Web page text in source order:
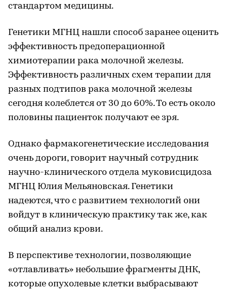
стандартом медицины.
Генетики МГНЦ нашли способ заранее оценить
эффективность предоперационной
химиотерапии рака молочной железы.
Эффективность различных схем терапии для
разных подтипов рака молочной железы
сегодня колеблется от 30 до 60%. То есть около
половины пациенток получают ее зря.
Однако фармакогенетические исследования
очень дороги, говорит научный сотрудник
научно-клинического отдела муковисцидоза
МГНЦ Юлия Мельяновская. Генетики
надеются, что с развитием технологий они
войдут в клиническую практику так же, как
общий анализ крови.
В перспективе технологии, позволяющие
«отлавливать» небольшие фрагменты ДНК,
которые опухолевые клетки выбрасывают